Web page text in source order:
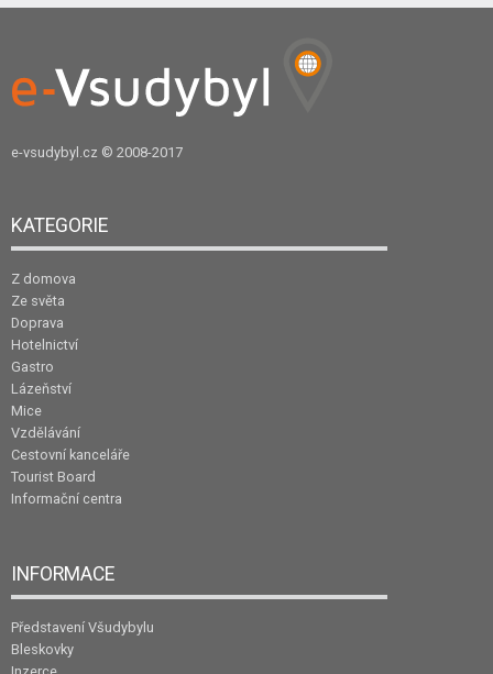
e-vsudybyl.cz © 2008-2017
KATEGORIE
Z domova
Ze světa
Doprava
Hotelnictví
Gastro
Lázeňství
Mice
Vzdělávání
Cestovní kanceláře
Tourist Board
Informační centra
INFORMACE
Představení Všudybylu
Bleskovky